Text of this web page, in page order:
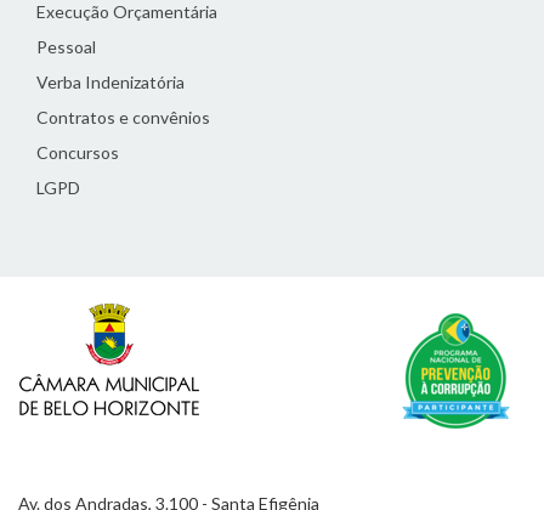
Execução Orçamentária
Pessoal
Verba Indenizatória
Contratos e convênios
Concursos
LGPD
Av. dos Andradas, 3.100 - Santa Efigênia